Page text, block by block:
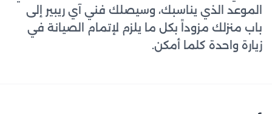
الموعد الذي يناسبك، وسيصلك فني آي ريبير إلى
باب منزلك مزوداً بكل ما يلزم لإتمام الصيانة في
زيارة واحدة كلما أمكن.